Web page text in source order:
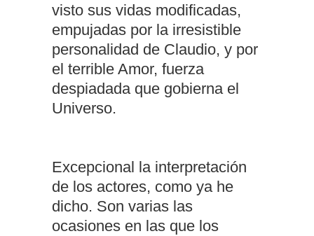
visto sus vidas modificadas,
empujadas por la irresistible
personalidad de Claudio, y por
el terrible Amor, fuerza
despiadada que gobierna el
Universo.
Excepcional la interpretación
de los actores, como ya he
dicho. Son varias las
ocasiones en las que los